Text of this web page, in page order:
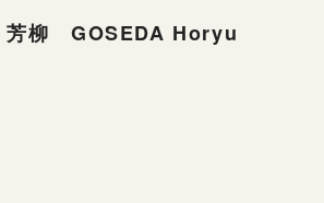
柳 GOSEDA Horyu